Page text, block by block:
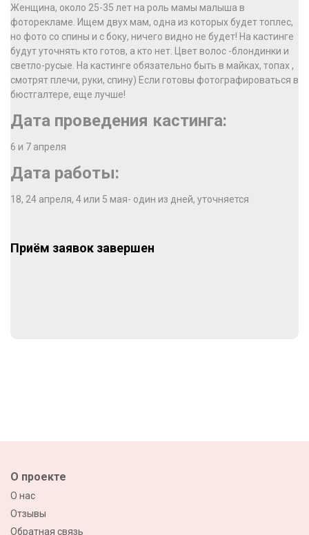
Женщина, около 25-35 лет на роль мамы малыша в
фоторекламе. Ищем двух мам, одна из которых будет топлес,
но фото со спины и с боку, ничего видно не будет! На кастинге
будут уточнять кто готов, а кто нет. Цвет волос -блондинки и
светло-русые. На кастинге обязательно быть в майках, топах ,
смотрят плечи, руки, спину) Если готовы фотографироваться в
бюстгалтере, еще лучше!
Дата проведения кастинга:
6 и 7 апреля
Дата работы:
18, 24 апреля, 4 или 5 мая- один из дней, уточняется
Приём заявок завершен
О проекте
О нас
Отзывы
Обратная связь